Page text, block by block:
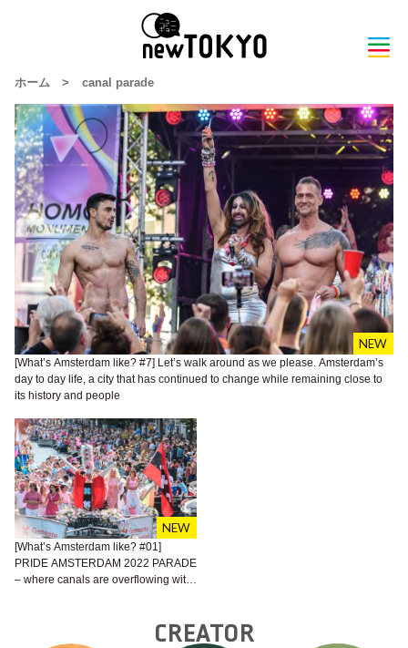
ホーム > canal parade
[What’s Amsterdam like? #7] Let’s walk around as we please. Amsterdam’s
day to day life, a city that has continued to change while remaining close to
its history and people
[What’s Amsterdam like? #01]
PRIDE AMSTERDAM 2022 PARADE
– where canals are overflowing with
CREATOR